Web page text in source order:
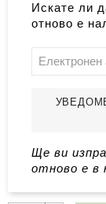
Искате ли
отново е
Ще ви
отново е в